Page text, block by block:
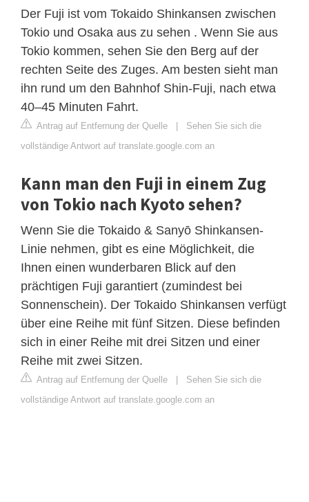
Der Fuji ist vom Tokaido Shinkansen zwischen
Tokio und Osaka aus zu sehen . Wenn Sie aus
Tokio kommen, sehen Sie den Berg auf der
rechten Seite des Zuges. Am besten sieht man
ihn rund um den Bahnhof Shin-Fuji, nach etwa
40–45 Minuten Fahrt.
Antrag auf Entfernung der Quelle
Sehen Sie sich die
vollständige Antwort auf translate.google.com an
Kann man den Fuji in einem Zug
von Tokio nach Kyoto sehen?
Wenn Sie die Tokaido & Sanyō Shinkansen-
Linie nehmen, gibt es eine Möglichkeit, die
Ihnen einen wunderbaren Blick auf den
prächtigen Fuji garantiert (zumindest bei
Sonnenschein). Der Tokaido Shinkansen verfügt
über eine Reihe mit fünf Sitzen. Diese befinden
sich in einer Reihe mit drei Sitzen und einer
Reihe mit zwei Sitzen.
Antrag auf Entfernung der Quelle
Sehen Sie sich die
vollständige Antwort auf translate.google.com an